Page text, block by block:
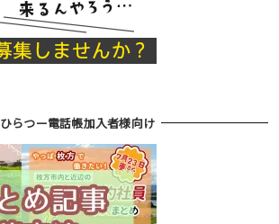
ひらつー電話帳加入者様向け